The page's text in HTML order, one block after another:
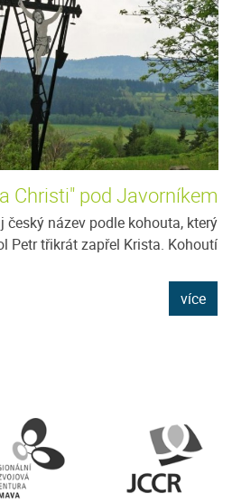
Christi" pod Javorníkem
název podle kohouta, který
Petr třikrát zapřel Krista. Kohoutí
více